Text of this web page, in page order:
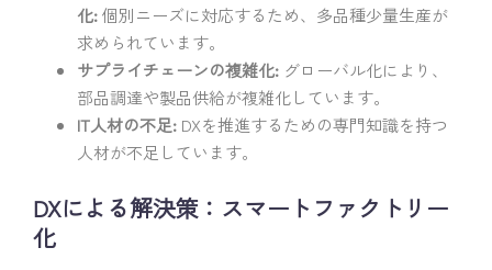
化:個別ニーズに対応するため、多品種少量生産が
求められています。
サプライチェーンの複雑化: グローバル化により、
部品調達や製品供給が複雑化しています。
IT人材の不足: DXを推進するための専門知識を持つ
人材が不足しています。
DXによる解決策：スマートファクトリー
化